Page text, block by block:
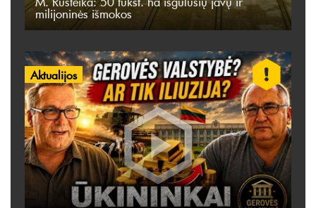
milijoninės išmokos
Aktualijos